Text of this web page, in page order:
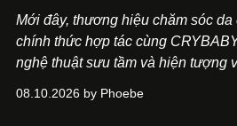
Mới đây, thương hiệu chăm sóc
chính thức hợp tác cùng
nghệ thuật sưu tầm và hiện tượng
08.10.2026 by Phoebe